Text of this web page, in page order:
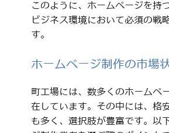
このように、ホームページを持
ビジネス環境において必須の戦
す。
ホームページ制作の市場
町工場には、数多くのホームペ
在しています。その中には、格
も多く、選択肢が豊富です。以